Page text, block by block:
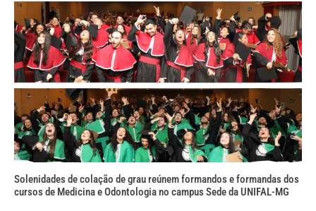
Solenidades de colação de grau reúnem formandos e formandas dos
cursos de Medicina e Odontologia no campus Sede da UNIFAL-MG